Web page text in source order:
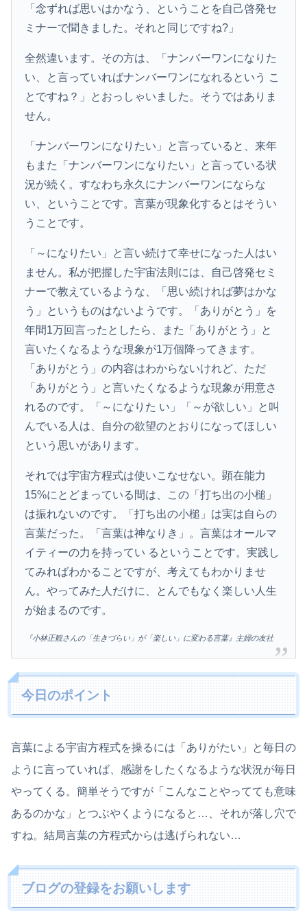
「念ずれば思いはかなう、ということを自己啓発セ
ミナーで聞きました。それと同じですね?」
全然違います。その方は、「ナンバーワンになりた
い、と言っていればナンバーワンになれるという こ
とですね？」とおっしゃいました。そうではありま
せん。
「ナンバーワンになりたい」と言っていると、来年
もまた「ナンバーワンになりたい」と言っている状
況が続く。すなわち永久にナンバーワンにならな
い、ということです。言葉が現象化するとはそうい
うことです。
「～になりたい」と言い続けて幸せになった人はい
ません。私が把握した宇宙法則には、自己啓発セミ
ナーで教えているような、「思い続ければ夢はかな
う」というものはないようです。「ありがとう」を
年間1万回言ったとしたら、また「ありがとう」と
言いたくなるような現象が1万個降ってきます。
「ありがとう」の内容はわからないけれど、ただ
「ありがとう」と言いたくなるような現象が用意さ
れるのです。「～になりた い」「～が欲しい」と叫
んでいる人は、自分の欲望のとおりになってほしい
という思いがあります。
それでは宇宙方程式は使いこなせない。顕在能力
15%にとどまっている間は、この「打ち出の小槌」
は振れないのです。「打ち出の小槌」は実は自らの
言葉だった。「言葉は神なりき」。言葉はオールマ
イティーの力を持ってい るということです。実践し
てみればわかることですが、考えてもわかりませ
ん。やってみた人だけに、とんでもなく楽しい人生
が始まるのです。
『小林正観さんの「生きづらい」が「楽しい」に変わる言葉』主婦の友社
今日のポイント
言葉による宇宙方程式を操るには「ありがたい」と毎日の
ように言っていれば、感謝をしたくなるような状況が毎日
やってくる。簡単そうですが「こんなことやってても意味
あるのかな」とつぶやくようになると…、それが落し穴で
すね。結局言葉の方程式からは逃げられない…
ブログの登録をお願いします